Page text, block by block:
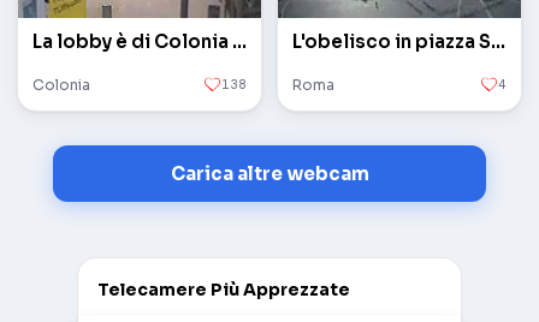
La lobby è di Colonia / Bonn
Colonia 138
L'obelisco in piazza San Pietro in Vaticano
Roma 4
Carica altre webcam
Telecamere Più Apprezzate